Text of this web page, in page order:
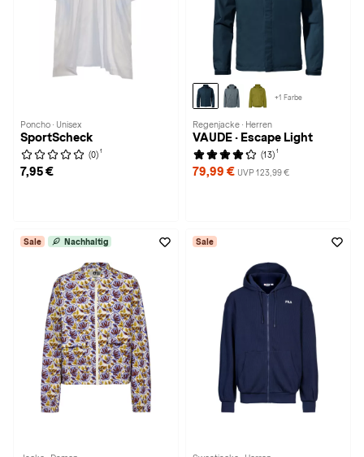
Poncho · Unisex
SportScheck
(0) 1
7,95 €
+1 Farbe
Regenjacke · Herren
VAUDE · Escape Light
(13) 1
79,99 € UVP 123,99 €
Sale Nachhaltig Sale